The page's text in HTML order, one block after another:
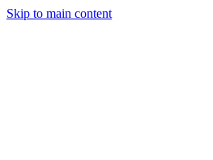
Skip to main content